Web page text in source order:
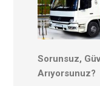
Sorunsuz,
Arıyorsunuz?